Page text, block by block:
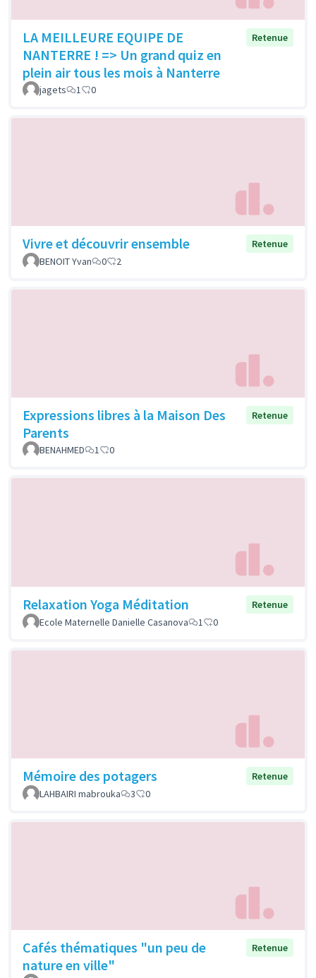
LA MEILLEURE EQUIPE DE
NANTERRE ! => Un grand quiz en
plein air tous les mois à Nanterre
Retenue
jagets 1 0
Vivre et découvrir ensemble
Retenue
BENOIT Yvan
0 2
Expressions libres à la Maison Des
Parents
Retenue
BENAHMED 1 0
Relaxation Yoga Méditation
Retenue
Ecole Maternelle Danielle Casanova
1 0
Mémoire des potagers
Retenue
LAHBAIRI mabrouka
3 0
Cafés thématiques "un peu de
nature en ville"
Retenue